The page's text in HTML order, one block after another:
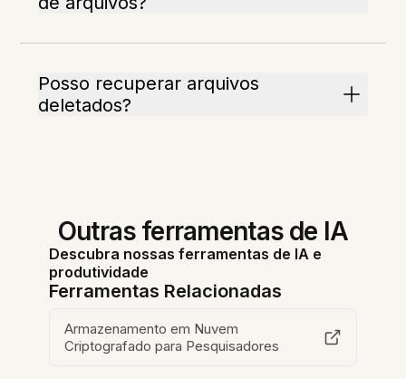
Posso recuperar arquivos
deletados?
Outras ferramentas de IA
Descubra nossas ferramentas de IA e
produtividade
Ferramentas Relacionadas
Armazenamento em Nuvem
Criptografado para Pesquisadores